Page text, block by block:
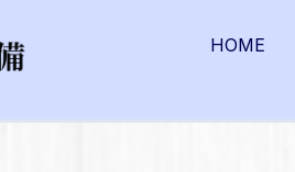
HOME